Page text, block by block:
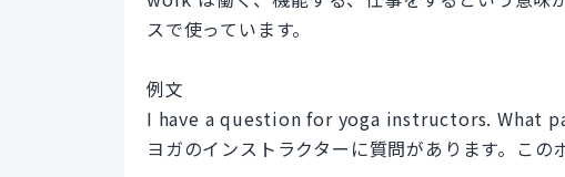
スで使っています。
例文
I have a question for yoga instructors. What
ヨガのインストラクターに質問があります。この